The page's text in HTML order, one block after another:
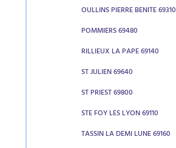
OULLINS PIERRE BENITE 69310
POMMIERS 69480
RILLIEUX LA PAPE 69140
ST JULIEN 69640
ST PRIEST 69800
STE FOY LES LYON 69110
TASSIN LA DEMI LUNE 69160